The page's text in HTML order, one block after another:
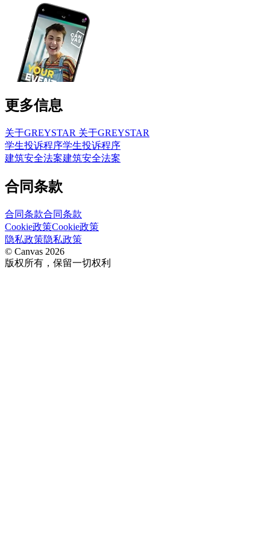
更多信息
关于GREYSTAR 关于GREYSTAR
学生投诉程序学生投诉程序
建筑安全法案建筑安全法案
合同条款
合同条款合同条款
Cookie政策Cookie政策
隐私政策隐私政策
© Canvas 2026
版权所有，保留一切权利